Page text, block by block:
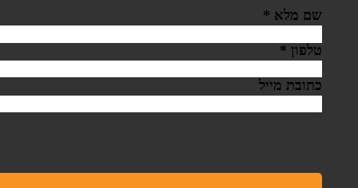
שם מלא *
טלפון *
כתובת מייל